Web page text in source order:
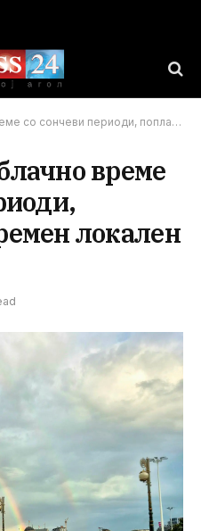
периоди, попладне повремен локален дожд
време
локален